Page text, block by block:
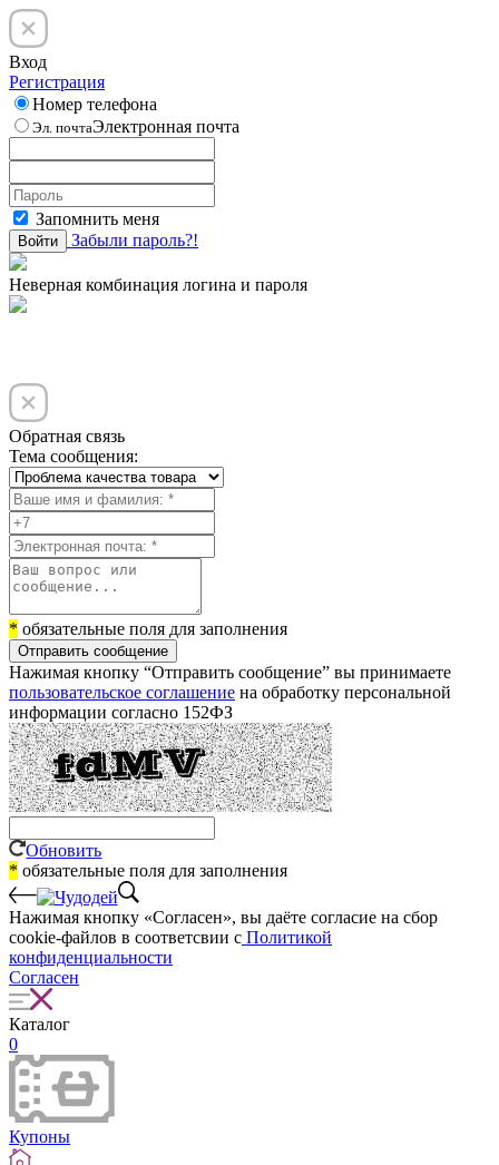
Вход
Регистрация
Номер телефона
Эл. почтаЭлектронная почта
Запомнить меня
Войти Забыли пароль?!
Неверная комбинация логина и пароля
Обратная связь
Тема сообщения:
* обязательные поля для заполнения
Отправить сообщение
Нажимая кнопку “Отправить сообщение” вы принимаете
пользовательское соглашение на обработку персональной
информации согласно 152ФЗ
Обновить
* обязательные поля для заполнения
Нажимая кнопку «Согласен», вы даёте cогласие на сбор
cookie-файлов в соответсвии с Политикой
конфиденциальности
Согласен
Каталог
0
Купоны